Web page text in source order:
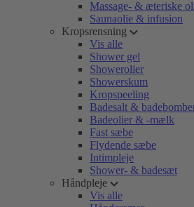
Massage- & æteriske
Saunaolie & infusion
Kropsrensning
Vis alle
Shower gel
Showerolier
Showerskum
Kropspeeling
Badesalt &
Badeolier & -mælk
Fast sæbe
Flydende sæbe
Intimpleje
Shower- & badesæt
Håndpleje
Vis alle